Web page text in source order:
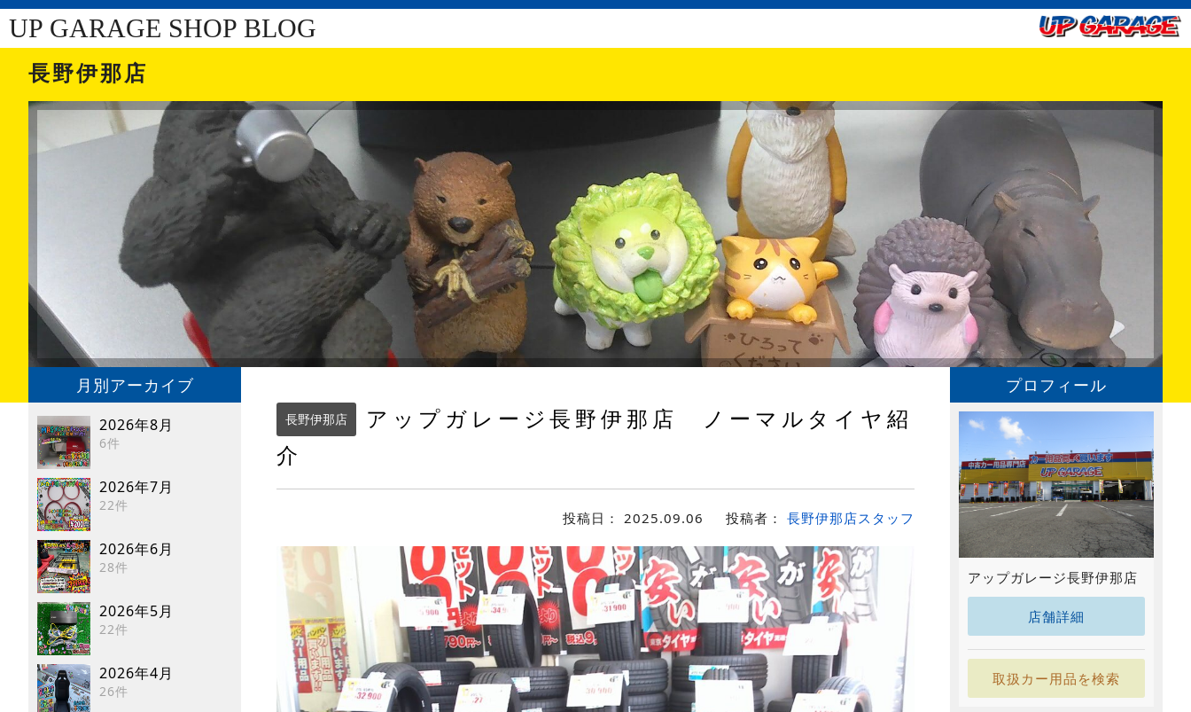
UP GARAGE SHOP BLOG
長野伊那店
月別アーカイブ
2026年8月
6件
2026年7月
22件
2026年6月
28件
2026年5月
22件
2026年4月
26件
長野伊那店
アップガレージ長野伊那店 ノーマルタイヤ紹
介
投稿日： 2025.09.06 投稿者： 長野伊那店スタッフ
プロフィール
アップガレージ長野伊那店
店舗詳細
取扱カー用品を検索